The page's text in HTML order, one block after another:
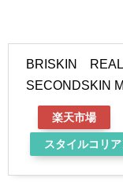
BRISKIN
SECONDSKIN
楽天市場
スタイルコリ